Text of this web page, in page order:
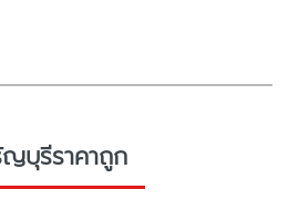
บุรีราคาถูก